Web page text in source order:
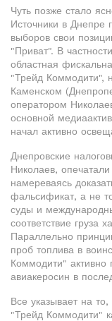
Чуть позже стало
Источники в Днепре
выборов свои
"Приват". В
областная
"Трейд Коммодити",
Каменском
оператором
основной
начал активно
Днепровские
Николаев,
намереваясь
фальсификат, а не
суды и
соответствие груза
Параллельно
проб топлива в
Коммодити" активно
авиакеросин в
Все указывает на
"Трейд Коммодити"